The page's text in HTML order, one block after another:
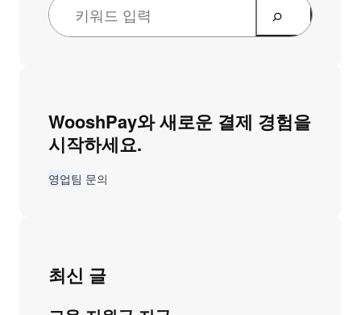
WooshPay와 새로운 결제 경험을
시작하세요.
영업팀 문의
최신 글